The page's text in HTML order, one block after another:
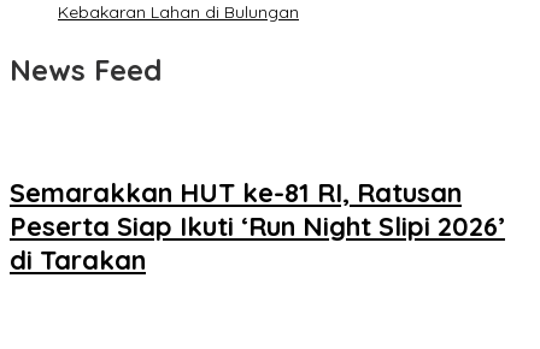
Kebakaran Lahan di Bulungan
News Feed
Semarakkan HUT ke-81 RI, Ratusan
Peserta Siap Ikuti ‘Run Night Slipi 2026’
di Tarakan